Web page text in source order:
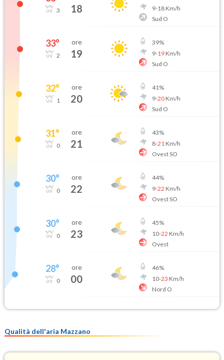
3 18
9-18Km/h
Sud O
33°
2
ore
19
39%
9-19Km/h
Sud O
32°
1
ore
20
41%
9-20Km/h
Sud O
31°
0
ore
21
43%
8-21 Km/h
Ovest SO
30°
0
ore
22
44%
9-22 Km/h
Ovest SO
30°
0
ore
23
45%
10-22 Km/h
Ovest
28°
0
ore
00
46%
10-23 Km/h
Nord O
Qualità dell'aria Mazzano